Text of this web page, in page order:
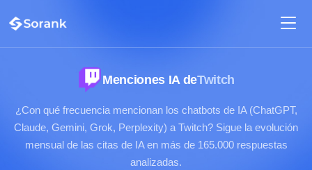
Menciones IA deTwitch
¿Con qué frecuencia mencionan los chatbots de IA (ChatGPT,
Claude, Gemini, Grok, Perplexity) a Twitch? Sigue la evolución
mensual de las citas de IA en más de 165.000 respuestas
analizadas.